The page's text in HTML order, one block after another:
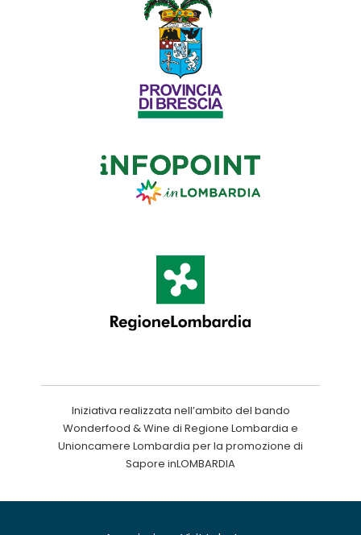
Iniziativa realizzata nell’ambito del bando
Wonderfood & Wine di Regione Lombardia e
Unioncamere Lombardia per la promozione di
Sapore inLOMBARDIA